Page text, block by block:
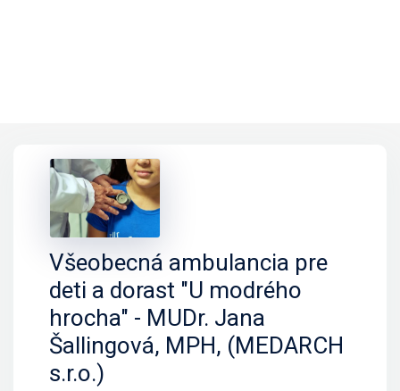
Všeobecná ambulancia pre
deti a dorast "U modrého
hrocha" - MUDr. Jana
Šallingová, MPH, (MEDARCH
s.r.o.)